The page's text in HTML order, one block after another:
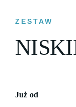
ZESTAW
Już od